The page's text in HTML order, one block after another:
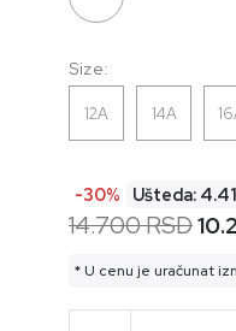
Size:
12A 14A
-30% Ušteda:
14.700 RSD
* U cenu je uračunat